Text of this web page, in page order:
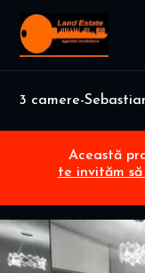
3 camere-
Această
te invităm